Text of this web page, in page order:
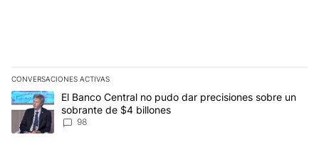
CONVERSACIONES ACTIVAS
Este listado muestra los artículos con más comentarios en los
Un artículo de tendencia con el título "El Banco Central no pudo
El Banco Central no pudo dar precisiones sobre un
sobrante de $4 billones
98